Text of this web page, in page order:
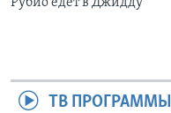
Рубио едет в Джидду
ТВ ПРОГРАММЫ